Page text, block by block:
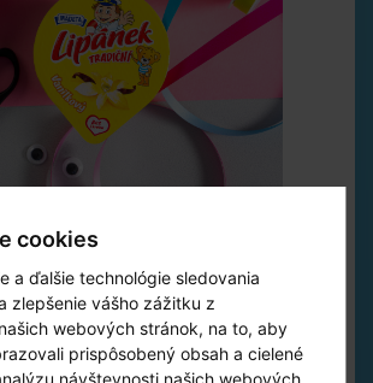
cookies
a ďalšie technológie sledovania
zlepšenie vášho zážitku z
webových stránok, na to, aby
prispôsobený obsah a cielené
návštevnosti našich webových